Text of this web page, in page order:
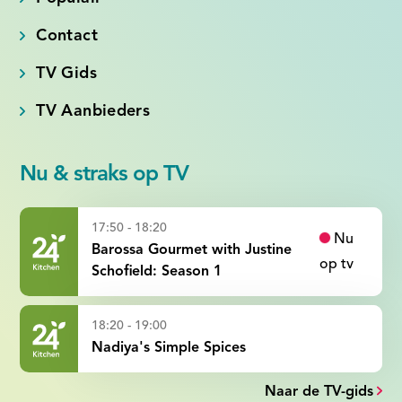
Contact
TV Gids
TV Aanbieders
Nu & straks op TV
17:50 - 18:20
Barossa Gourmet with Justine
Schofield: Season 1
Nu
op tv
18:20 - 19:00
Nadiya's Simple Spices
Naar de TV-gids